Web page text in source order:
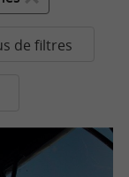
de filtres